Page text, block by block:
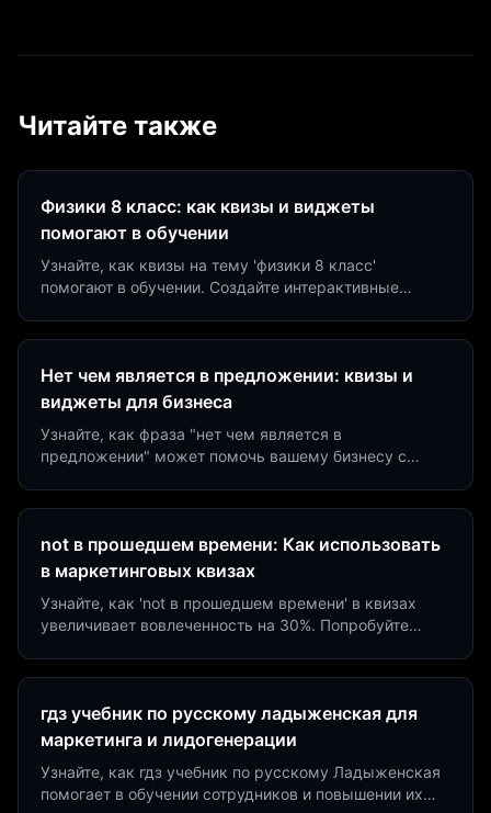
Читайте также
Физики 8 класс: как квизы и виджеты
помогают в обучении
Узнайте, как квизы на тему 'физики 8 класс'
помогают в обучении. Создайте интерактивные
Нет чем является в предложении: квизы и
виджеты для бизнеса
Узнайте, как фраза "нет чем является в
предложении" может помочь вашему бизнесу с
not в прошедшем времени: Как использовать
в маркетинговых квизах
Узнайте, как 'not в прошедшем времени' в квизах
увеличивает вовлеченность на 30%. Попробуйте
гдз учебник по русскому ладыженская для
маркетинга и лидогенерации
Узнайте, как гдз учебник по русскому Ладыженская
помогает в обучении сотрудников и повышении их